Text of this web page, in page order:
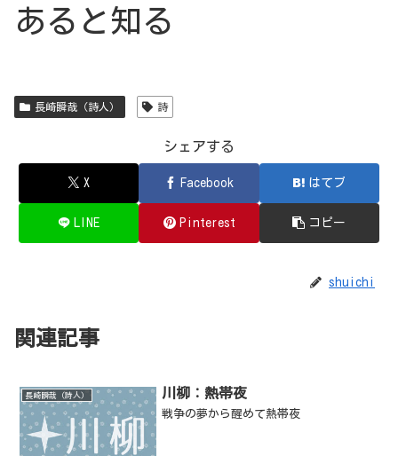
あると知る
長崎瞬哉（詩人） 詩
シェアする
X Facebook はてブ
LINE Pinterest コピー
shuichi
関連記事
長崎瞬哉（詩人） 川柳：熱帯夜
戦争の夢から醒めて熱帯夜